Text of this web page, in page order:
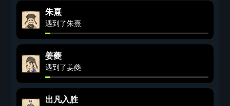
朱熹
遇到了朱熹
姜夔
遇到了姜夔
出凡入胜